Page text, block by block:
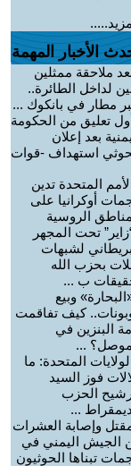
الأخبار المهمة
ملاحقة ممثلين
لداخل الطائرة..
مطار في بانكوك ...
تعليق من الحكومة
بعد إعلان
استهداف -قوات
المتحدة تدين
أوكرانيا على
الروسية
تحت المجهر
لشبهات
بحزب الله
ب ...
وبيع
كيف تفاقمت
البنزين في
...
المتحدة: ما
فوز السيد
الحزب
...
وإصابة العشرات
الجيش اليمني في
تبناها الحوثيون